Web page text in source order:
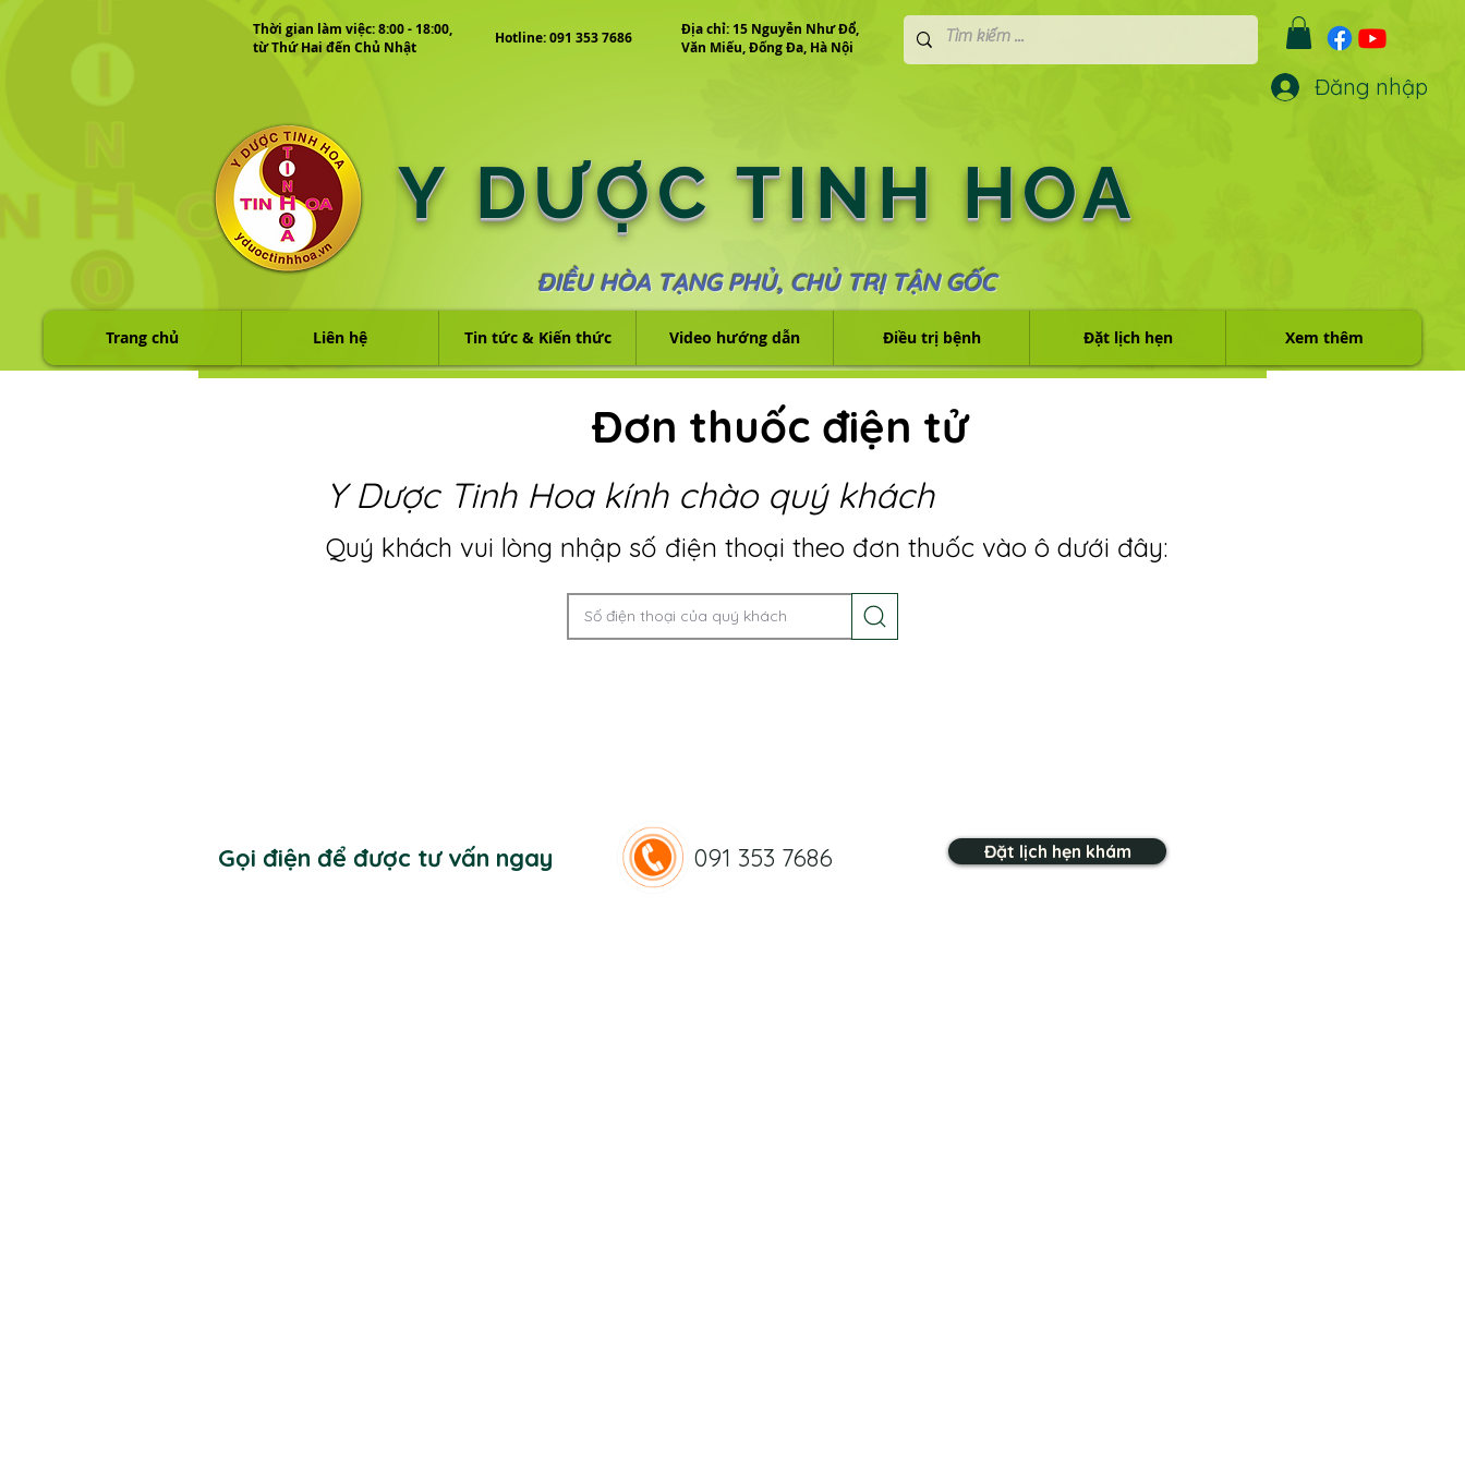
Đăng nhập
Thời gian làm việc: 8:00 - 18:00,
từ Thứ Hai đến Chủ Nhật
Hotline: 091 353 7686
Địa chỉ: 15 Nguyễn Như Đổ,
Văn Miếu, Đống Đa, Hà Nội
Y DƯỢC TINH HOA
ĐIỀU HÒA TẠNG PHỦ, CHỦ TRỊ TẬN GỐC
Trang chủ Liên hệ Tin tức & Kiến thức Video hướng dẫn Điều trị bệnh Đặt lịch hẹn Xem thêm
Đơn thuốc điện tử
Y Dược Tinh Hoa kính chào quý khách
Quý khách vui lòng nhập số điện thoại theo đơn thuốc vào ô dưới đây:
Gọi điện để được tư vấn ngay 091 353 7686 Đặt lịch hẹn khám